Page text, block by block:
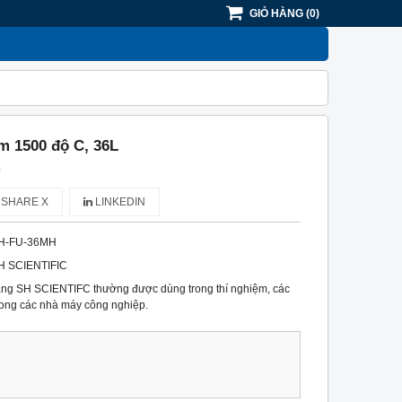
GIỎ HÀNG (0)
1500 độ C, 36L
X LINKEDIN
FU-36MH
SCIENTIFIC
SH SCIENTIFC thường được dùng trong thí nghiệm, các
các nhà máy công nghiệp.